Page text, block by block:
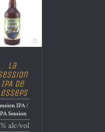
La
IPA de
IPA /
Session
alc/vol